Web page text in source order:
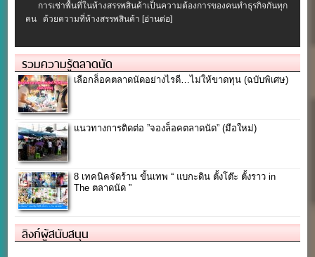
การเช่าพื้นที่ในห้างสรรพสินค้าเป็นความต้องการของคนทำธุรกิจกันทุก
คน ด้วยความที่ห้างสรรพสินค้า [อ่านต่อ]
รวมความรู้ตลาดนัด
เลือกล็อคตลาดนัดอย่างไรดี…ไม่ให้ขาดทุน (ฉบับพิเศษ)
แนวทางการติดต่อ ”จองล็อคตลาดนัด” (มือใหม่)
8 เทคนิคจัดร้าน ขั้นเทพ “ แบกะดิน ตั้งโต๊ะ ตั้งราว in
The ตลาดนัด ”
ลิงก์ผู้สนับสนุน